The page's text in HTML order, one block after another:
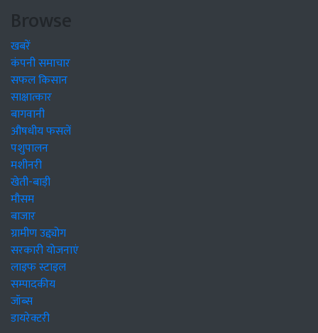
Browse
खबरें
कंपनी समाचार
सफल किसान
साक्षात्कार
बागवानी
औषधीय फसलें
पशुपालन
मशीनरी
खेती-बाड़ी
मौसम
बाजार
ग्रामीण उद्द्योग
सरकारी योजनाएं
लाइफ स्टाइल
सम्पादकीय
जॉब्स
डायरेक्टरी